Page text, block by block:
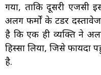
गया, ताकि दूसरी
अलग फर्मों के टेंडर
है कि एक ही व्यक्ति ने
हिस्सा लिया, जिसे फायदा
है.